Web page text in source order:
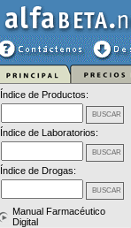
Índice de Productos:
Índice de Laboratorios:
Índice de Drogas:
Manual Farmacéutico
Digital